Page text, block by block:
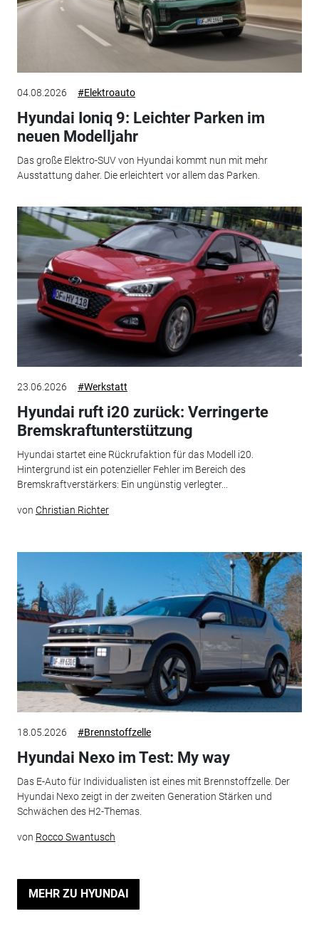
04.08.2026 #Elektroauto
Hyundai Ioniq 9: Leichter Parken im
neuen Modelljahr
Das große Elektro-SUV von Hyundai kommt nun mit mehr
Ausstattung daher. Die erleichtert vor allem das Parken.
23.06.2026 #Werkstatt
Hyundai ruft i20 zurück: Verringerte
Bremskraftunterstützung
Hyundai startet eine Rückrufaktion für das Modell i20.
Hintergrund ist ein potenzieller Fehler im Bereich des
Bremskraftverstärkers: Ein ungünstig verlegter...
von Christian Richter
18.05.2026 #Brennstoffzelle
Hyundai Nexo im Test: My way
Das E-Auto für Individualisten ist eines mit Brennstoffzelle. Der
Hyundai Nexo zeigt in der zweiten Generation Stärken und
Schwächen des H2-Themas.
von Rocco Swantusch
MEHR ZU HYUNDAI